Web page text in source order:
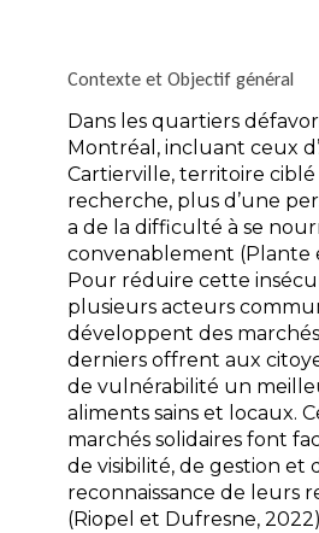
Contexte et Objectif général
Dans les quartiers
Montréal, incluant ceux
Cartierville, territoire
recherche, plus d’une
a de la difficulté à se
convenablement (Plante
Pour réduire cette
plusieurs acteurs
développent des marchés
derniers offrent aux
de vulnérabilité un
aliments sains et locaux.
marchés solidaires font
de visibilité, de gestion et
reconnaissance de leurs
(Riopel et Dufresne,